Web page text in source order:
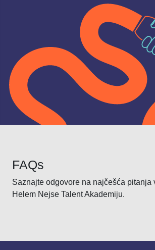
FAQs
Saznajte odgovore na najčešća pitanja
Helem Nejse Talent Akademiju.